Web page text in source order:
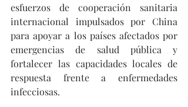
esfuerzos de cooperación sanitaria
internacional impulsados por China
para apoyar a los países afectados por
emergencias de salud pública y
fortalecer las capacidades locales de
respuesta frente a enfermedades
infecciosas.